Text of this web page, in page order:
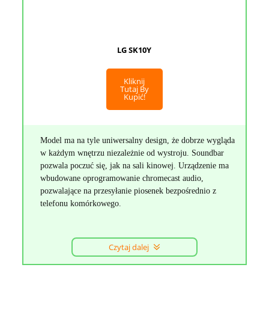
LG SK10Y
Kliknij
Tutaj By
Kupić!
Model ma na tyle uniwersalny design, że dobrze wygląda
w każdym wnętrzu niezależnie od wystroju. Soundbar
pozwala poczuć się, jak na sali kinowej. Urządzenie ma
wbudowane oprogramowanie chromecast audio,
pozwalające na przesyłanie piosenek bezpośrednio z
telefonu komórkowego.
Czytaj dalej